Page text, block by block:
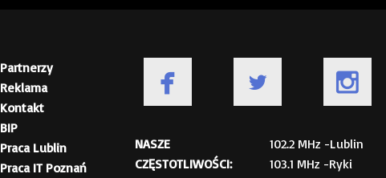
Partnerzy
Reklama
Kontakt
BIP
Praca Lublin
Praca IT Poznań
NASZE
CZĘSTOTLIWOŚCI:
102.2 MHz -Lublin
103.1 MHz -Ryki